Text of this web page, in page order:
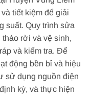
tiết kiệm để giải
suất. Quy trình sửa
rời và vệ sinh,
và kiểm tra. Để
động bền bỉ và hiệu
sử dụng nguồn điện
kỳ, và thực hiện